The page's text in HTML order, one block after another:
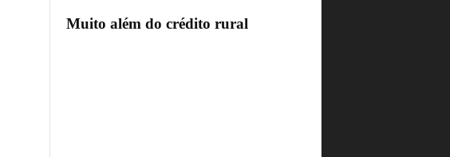
Muito além do crédito rural